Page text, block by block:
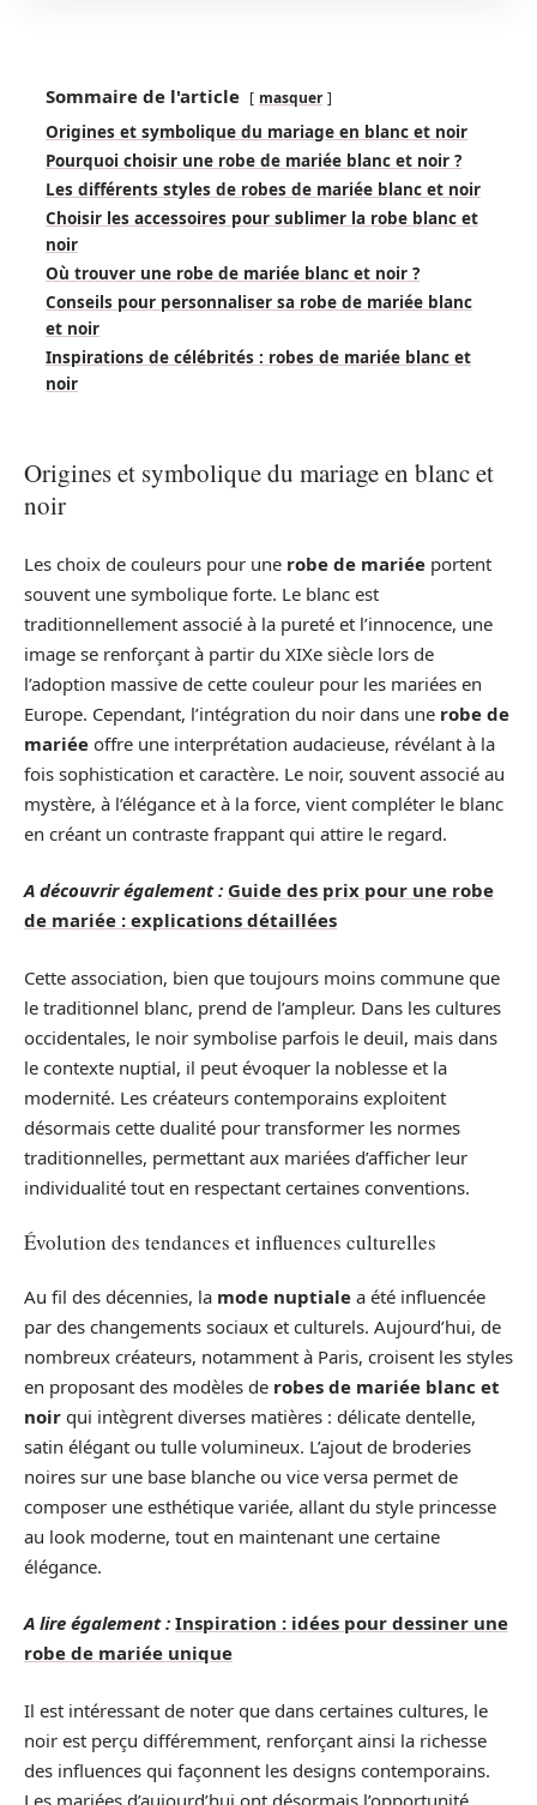
Sommaire de l'article masquer
Origines et symbolique du mariage en blanc et noir
Pourquoi choisir une robe de mariée blanc et noir ?
Les différents styles de robes de mariée blanc et noir
Choisir les accessoires pour sublimer la robe blanc et
noir
Où trouver une robe de mariée blanc et noir ?
Conseils pour personnaliser sa robe de mariée blanc
et noir
Inspirations de célébrités : robes de mariée blanc et
noir
Origines et symbolique du mariage en blanc et
noir
Les choix de couleurs pour une robe de mariée portent
souvent une symbolique forte. Le blanc est
traditionnellement associé à la pureté et l’innocence, une
image se renforçant à partir du XIXe siècle lors de
l’adoption massive de cette couleur pour les mariées en
Europe. Cependant, l’intégration du noir dans une robe de
mariée offre une interprétation audacieuse, révélant à la
fois sophistication et caractère. Le noir, souvent associé au
mystère, à l’élégance et à la force, vient compléter le blanc
en créant un contraste frappant qui attire le regard.
A découvrir également : Guide des prix pour une robe
de mariée : explications détaillées
Cette association, bien que toujours moins commune que
le traditionnel blanc, prend de l’ampleur. Dans les cultures
occidentales, le noir symbolise parfois le deuil, mais dans
le contexte nuptial, il peut évoquer la noblesse et la
modernité. Les créateurs contemporains exploitent
désormais cette dualité pour transformer les normes
traditionnelles, permettant aux mariées d’afficher leur
individualité tout en respectant certaines conventions.
Évolution des tendances et influences culturelles
Au fil des décennies, la mode nuptiale a été influencée
par des changements sociaux et culturels. Aujourd’hui, de
nombreux créateurs, notamment à Paris, croisent les styles
en proposant des modèles de robes de mariée blanc et
noir qui intègrent diverses matières : délicate dentelle,
satin élégant ou tulle volumineux. L’ajout de broderies
noires sur une base blanche ou vice versa permet de
composer une esthétique variée, allant du style princesse
au look moderne, tout en maintenant une certaine
élégance.
A lire également : Inspiration : idées pour dessiner une
robe de mariée unique
Il est intéressant de noter que dans certaines cultures, le
noir est perçu différemment, renforçant ainsi la richesse
des influences qui façonnent les designs contemporains.
Les mariées d’aujourd’hui ont désormais l’opportunité